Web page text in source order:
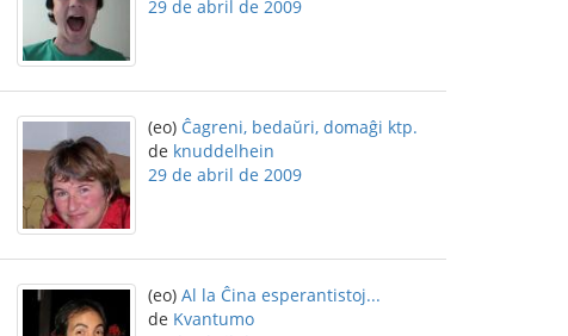
29 de abril de 2009
(eo) Ĉagreni, bedaŭri, domaĝi ktp.
de knuddelhein
29 de abril de 2009
(eo) Al la Ĉina esperantistoj...
de Kvantumo